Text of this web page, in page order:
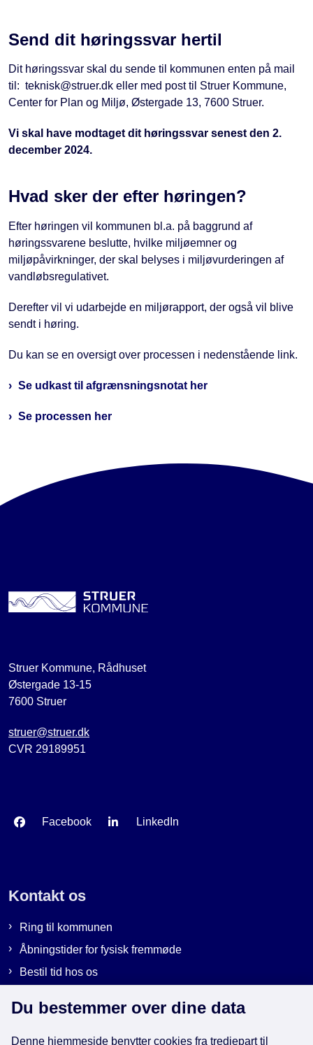
Send dit høringssvar hertil
Dit høringssvar skal du sende til kommunen enten på mail
til: teknisk@struer.dk eller med post til Struer Kommune,
Center for Plan og Miljø, Østergade 13, 7600 Struer.
Vi skal have modtaget dit høringssvar senest den 2.
december 2024.
Hvad sker der efter høringen?
Efter høringen vil kommunen bl.a. på baggrund af
høringssvarene beslutte, hvilke miljøemner og
miljøpåvirkninger, der skal belyses i miljøvurderingen af
vandløbsregulativet.
Derefter vil vi udarbejde en miljørapport, der også vil blive
sendt i høring.
Du kan se en oversigt over processen i nedenstående link.
Se udkast til afgrænsningsnotat her
Se processen her
Struer Kommune, Rådhuset
Østergade 13-15
7600 Struer
struer@struer.dk
CVR 29189951
Facebook LinkedIn
Kontakt os
Ring til kommunen
Åbningstider for fysisk fremmøde
Bestil tid hos os
Du bestemmer over dine data
Denne hjemmeside benytter cookies fra tredjepart til